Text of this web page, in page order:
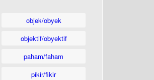
objek/obyek
objektif/obyektif
paham/faham
pikir/fikir